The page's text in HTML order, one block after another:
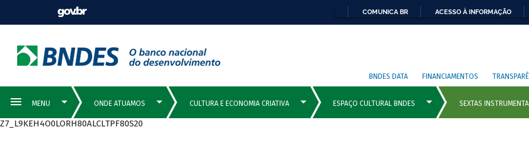
COMUNICA BR ACESSO À INFORMAÇÃO
BNDES DATA FINANCIAMENTOS
Z7_L9KEH4O0LORH80ALCLTPF80S20